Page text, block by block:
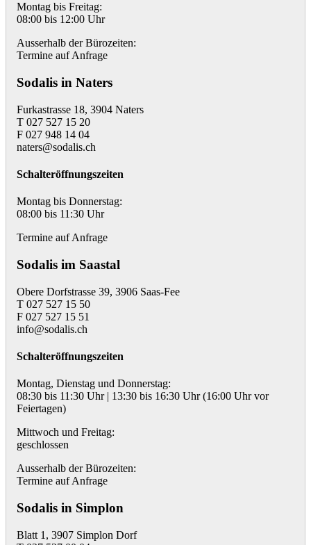
Montag bis Freitag:
08:00 bis 12:00 Uhr
Ausserhalb der Bürozeiten:
Termine auf Anfrage
Sodalis in Naters
Furkastrasse 18, 3904 Naters
T 027 527 15 20
F 027 948 14 04
naters@sodalis.ch
Schalteröffnungszeiten
Montag bis Donnerstag:
08:00 bis 11:30 Uhr
Termine auf Anfrage
Sodalis im Saastal
Obere Dorfstrasse 39, 3906 Saas-Fee
T 027 527 15 50
F 027 527 15 51
info@sodalis.ch
Schalteröffnungszeiten
Montag, Dienstag und Donnerstag:
08:30 bis 11:30 Uhr | 13:30 bis 16:30 Uhr (16:00 Uhr vor
Feiertagen)
Mittwoch und Freitag:
geschlossen
Ausserhalb der Bürozeiten:
Termine auf Anfrage
Sodalis in Simplon
Blatt 1, 3907 Simplon Dorf